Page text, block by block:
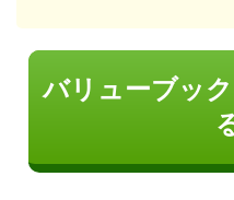
バリューブッ